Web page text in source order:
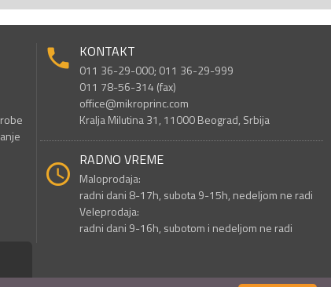
KONTAKT
011 36-29-000; 011 36-29-999
011 78-56-314 (fax)
office@mikroprinc.com
Kralja Milutina 31, 11000 Beograd, Srbija
RADNO VREME
Maloprodaja:
radni dani 8-17h, subota 9-15h, nedeljom ne radi
Veleprodaja:
radni dani 9-16h, subotom i nedeljom ne radi